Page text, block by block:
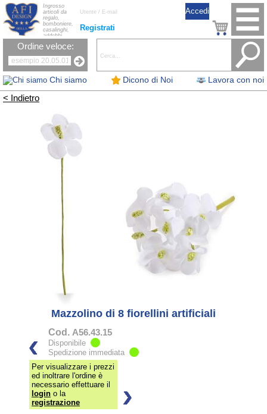
Chi siamo Dicono di Noi Lavora con noi
Registrati
Ingrosso
articoli da
regalo,
bomboniere,
casalinghi,
addobbi
natalizi, nastri,
oggettistica,
la tavola, fiori
artificiali e
candele.
Ordine veloce:
< Indietro
Mazzolino di 8 fiorellini artificiali
Cod. A56.43.15
Disponibile
Spedizione immediata
Per visualizzare i prezzi
ed inoltrare l'ordine è
necessario effettuare il
login o la
registrazione